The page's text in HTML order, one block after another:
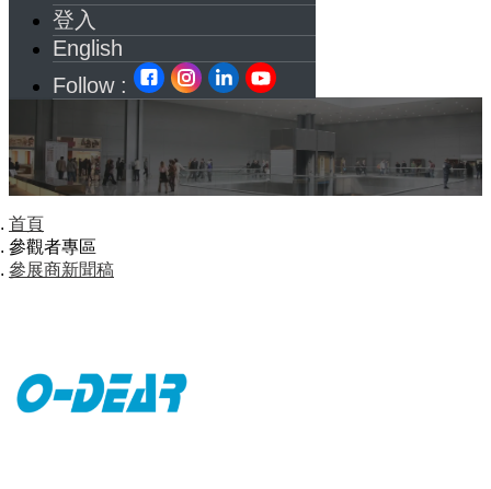
登入
English
Follow :
首頁
參觀者專區
參展商新聞稿